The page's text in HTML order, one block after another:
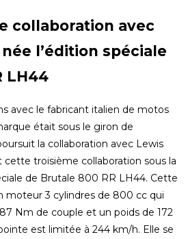
collaboration avec
l’édition spéciale
LH44
avec le fabricant italien de motos
était sous le giron de
la collaboration avec Lewis
troisième collaboration sous la
de Brutale 800 RR LH44. Cette
moteur 3 cylindres de 800 cc qui
Nm de couple et un poids de 172
est limitée à 244 km/h. Elle se